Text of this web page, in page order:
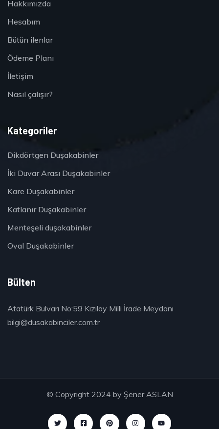
Hakkımızda
Hesabım
Bütün ilenlar
Ödeme Planı
İletişim
Nasıl çalışır?
Kategoriler
Dikdörtgen Duşakabinler
İki Duvar Arası Duşakabinler
Kare Duşakabinler
Katlanır Duşakabinler
Menteşeli duşakabinler
Oval Duşakabinler
Bülten
Atatürk Bulvarı No:59 Kızılay Milli İrade Meydanı
bilgi@dusakabinciler.com.tr
© Copyright 2024 by Şener ASLAN